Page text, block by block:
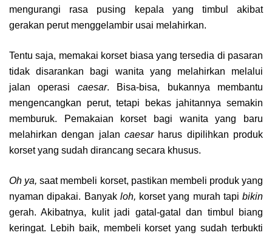
mengurangi rasa pusing kepala yang timbul akibat
gerakan perut menggelambir usai melahirkan.
Tentu saja, memakai korset biasa yang tersedia di pasaran
tidak disarankan bagi wanita yang melahirkan melalui
jalan operasi caesar. Bisa-bisa, bukannya membantu
mengencangkan perut, tetapi bekas jahitannya semakin
memburuk. Pemakaian korset bagi wanita yang baru
melahirkan dengan jalan caesar harus dipilihkan produk
korset yang sudah dirancang secara khusus.
Oh ya,saat membeli korset, pastikan membeli produk yang
nyaman dipakai. Banyak loh, korset yang murah tapi bikin
gerah. Akibatnya, kulit jadi gatal-gatal dan timbul biang
keringat. Lebih baik, membeli korset yang sudah terbukti